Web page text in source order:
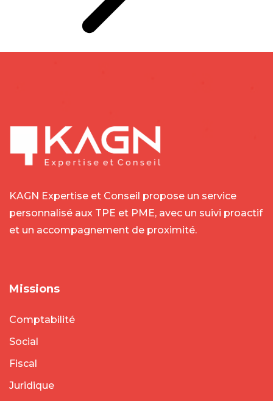
KAGN Expertise et Conseil propose un service
personnalisé aux TPE et PME, avec un suivi proactif
et un accompagnement de proximité.
Missions
Comptabilité
Social
Fiscal
Juridique